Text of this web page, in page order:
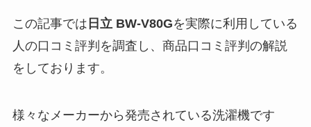
この記事では 日立 BW-V80Gを実際に利用している
人の口コミ評判を調査し、商品口コミ評判の解説
をしております。
様々なメーカーから発売されている洗濯機です